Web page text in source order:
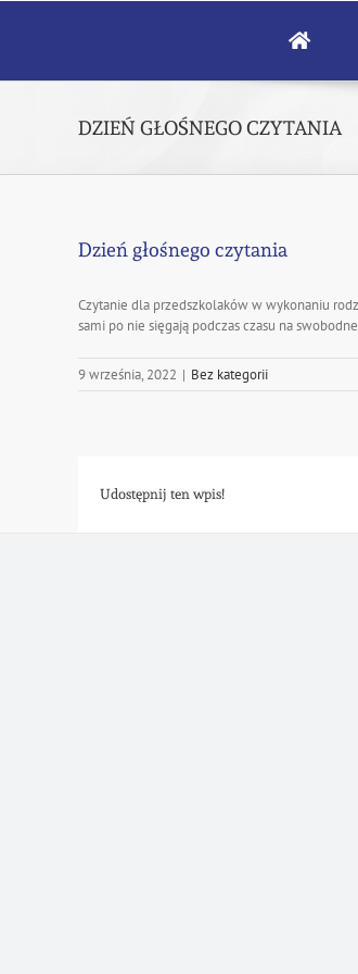
DZIEŃ GŁOŚNEGO CZYTANIA
Dzień głośnego czytania
Czytanie dla przedszkolaków w wykonaniu
sami po nie sięgają podczas czasu na
9 września, 2022 | Bez kategorii
Udostępnij ten wpis!